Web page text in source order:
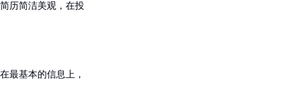
历简洁美观，在投
最基本的信息上，